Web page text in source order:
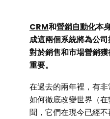
CRM和營銷自動化本
成這兩個系統將為公
對於銷售和市場營銷
重要。
在過去的兩年裡，有
如何徹底改變世界（
聞，它們在現今已經